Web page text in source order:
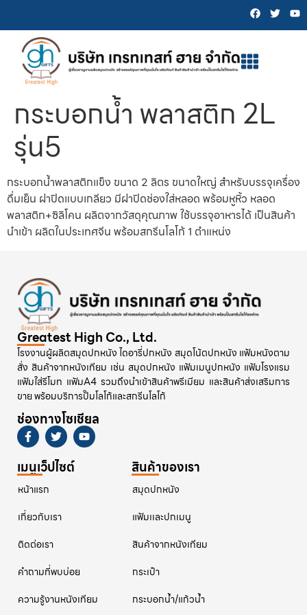
กระบอกน้ำ พลาสติก 2L
รุ่น5
กระบอกน้ำพลาสติกแข็ง ขนาด 2 ลิตร ขนาดใหญ่ สำหรับบรรจุเครื่อง
ดื่มเย็น ฝาปิดแบบเกลียว มีฝาปิดช่องใส่หลอด พร้อมหูหิ้ว หลอด
พลาสติก+ซิลิโคน ผลิตจากวัสดุคุณภาพ ใช้บรรจุอาหารได้ เป็นสินค้า
นำเข้า ผลิตในประเทศจีน พร้อมสกรีนโลโก้ 1 ตำแหน่ง
Greatest High Co., Ltd.
โรงงานผู้ผลิตสมุดปกหนัง ไดอารี่ปกหนัง สมุดโน้ตปกหนัง แฟ้มหนังตาม
สั่ง สินค้าจากหนังเทียม เช่น สมุดปกหนัง แฟ้มเมนูปกหนัง แฟ้มโรงแรม
แฟ้มใส่รีโมท แฟ้มA4 รวมถึงนำเข้าสินค้าพรีเมียม และสินค้าส่งเสริมการ
ขาย พร้อมบริการปั๊มโลโก้และสกรีนโลโก้
ช่องทางโซเชียล
เมนูเว็ปไซต์
หน้าแรก
เกี่ยวกับเรา
ติดต่อเรา
คําถามที่พบบ่อย
ความรู้งานหนังเทียม
สินค้าของเรา
สมุดปกหนัง
แฟ้มเเละปกเมนู
สินค้าจากหนังเทียม
กระเป๋า
กระบอกน้ำ/แก้วน้ำ